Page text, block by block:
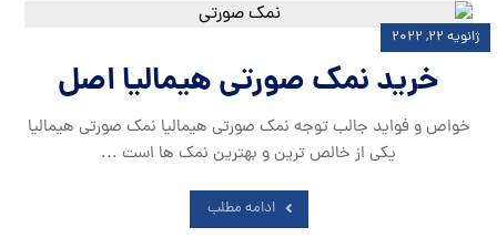
خرید نمک صورتی هیمالیا اصل
ژانویه ۲۲, ۲۰۲۲
خواص و فواید جالب توجه نمک صورتی هیمالیا نمک صورتی هیمالیا
یکی از خالص ترین و بهترین نمک ها است ...
ادامه مطلب